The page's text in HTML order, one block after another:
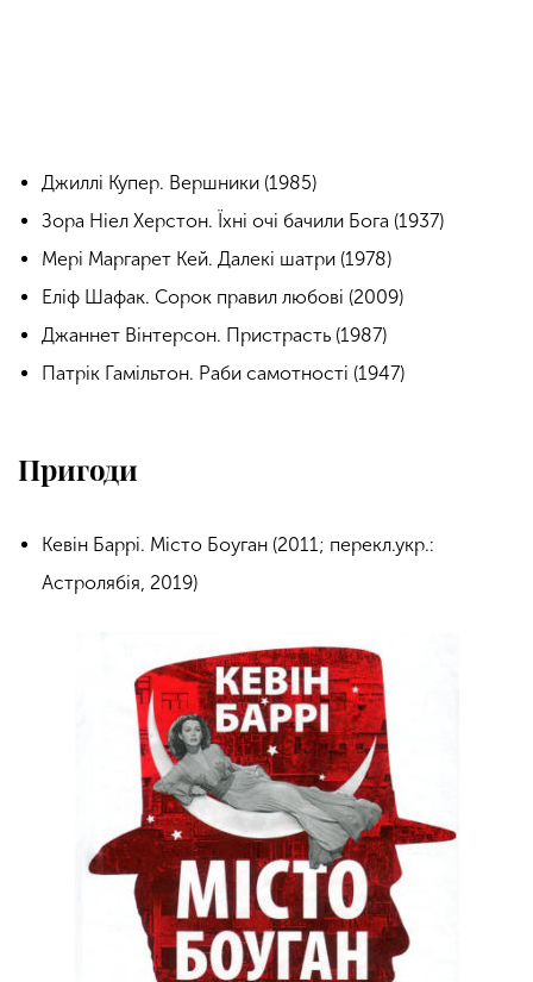
Джиллі Купер. Вершники (1985)
Зора Ніел Херстон. Їхні очі бачили Бога (1937)
Мері Маргарет Кей. Далекі шатри (1978)
Еліф Шафак. Сорок правил любові (2009)
Джаннет Вінтерсон. Пристрасть (1987)
Патрік Гамільтон. Раби самотності (1947)
Пригоди
Кевін Баррі. Місто Боуган (2011; перекл.укр.:
Астролябія, 2019)